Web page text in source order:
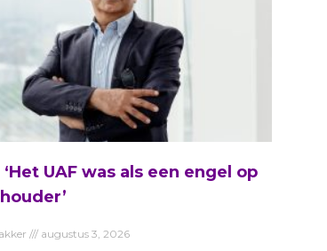
UAF was als een engel op
augustus 3, 2026